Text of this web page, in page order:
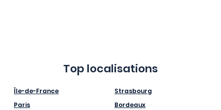
Top localisations
Île-de-France
Paris
Strasbourg
Bordeaux